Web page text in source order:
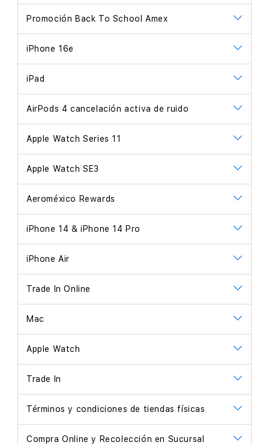
Promoción Back To School Amex
iPhone 16e
iPad
AirPods 4 cancelación activa de ruido
Apple Watch Series 11
Apple Watch SE3
Aeroméxico Rewards
iPhone 14 & iPhone 14 Pro
iPhone Air
Trade In Online
Mac
Apple Watch
Trade In
Términos y condiciones de tiendas físicas
Compra Online y Recolección en Sucursal